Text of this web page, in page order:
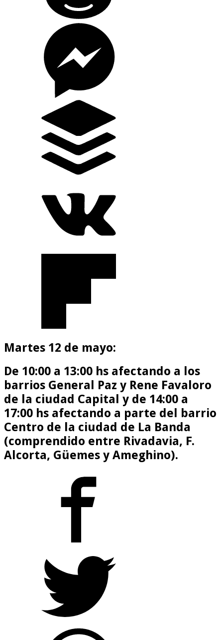
Martes 12 de mayo:
De 10:00 a 13:00 hs afectando a los
barrios General Paz y Rene Favaloro
de la ciudad Capital y de 14:00 a
17:00 hs afectando a parte del barrio
Centro de la ciudad de La Banda
(comprendido entre Rivadavia, F.
Alcorta, Güemes y Ameghino).